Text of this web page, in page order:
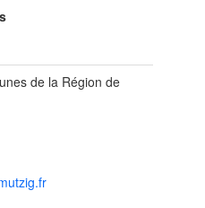
de la Région de